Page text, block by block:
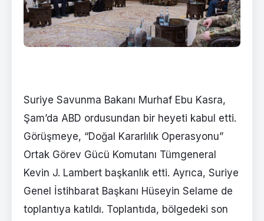
Suriye Savunma Bakanı Murhaf Ebu Kasra,
Şam’da ABD ordusundan bir heyeti kabul etti.
Görüşmeye, “Doğal Kararlılık Operasyonu”
Ortak Görev Gücü Komutanı Tümgeneral
Kevin J. Lambert başkanlık etti. Ayrıca, Suriye
Genel İstihbarat Başkanı Hüseyin Selame de
toplantıya katıldı. Toplantıda, bölgedeki son